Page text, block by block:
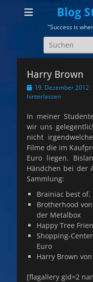
Blog
"Success is
Suchen
nach:
Harry Brown
Veröffentlicht
am
19. Dezember 2012
hinterlassen
In meiner
wir uns
nicht
Filme die im
Euro liegen.
Händchen bei der
Sammlung:
Brainiac best
Brotherhood
der Metalbox
Happy Tree
Shopping-
Euro
Harry Brown
[flagallery gid=2